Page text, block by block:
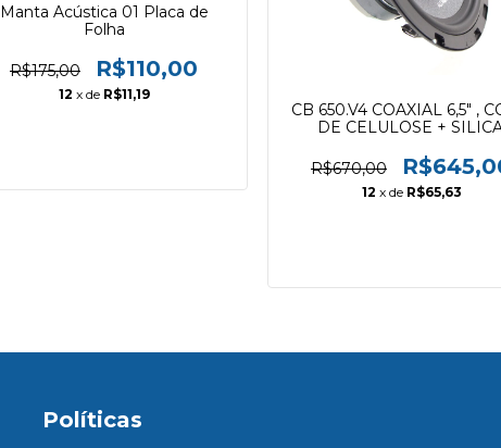
Manta Acústica 01 Placa de
Folha
R$175,00 R$110,00
12 x de R$11,19
CB 650.V4 COAXIAL 6,5" ,
DE CELULOSE +
R$670,00
12 x de R$65,63
Políticas